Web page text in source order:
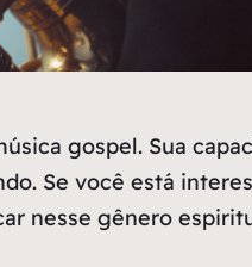
gospel. Sua
Se você está
nesse gênero